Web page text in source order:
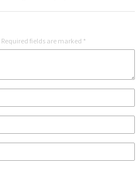
Required fields are marked *